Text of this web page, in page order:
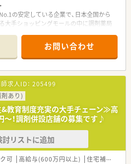
の安定している企業で、日本全国から
大手ショッピングモールの中に調剤薬局
め、多くの医療機関から処方箋を応需して
も多く、幅広い知識・スキルを磨くことが
『健康をトータルでサポート』できま
まで健康相談を通じてセルフメディケ
き、カウンセリング力を身につけられる環
も積極的行っております。
しており、普通の調剤薬局では扱ってい
できます。
制はもちろん、多様なキャリアを支援する
す。
・教育担当・エリア責任者・新規事業の立ち
お問い合わせ
求人ID： 205499
あり)
&教育制度充実の大手チェーン≫高
！調剤併設店舗の募集です♪
討リストに追加
可 高給与(600万円以上) 住宅補助(手当)あり